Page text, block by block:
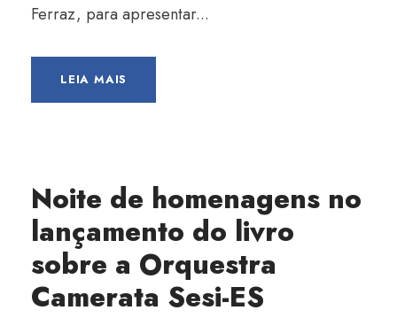
Ferraz, para apresentar...
LEIA MAIS
Noite de homenagens no
lançamento do livro
sobre a Orquestra
Camerata Sesi-ES